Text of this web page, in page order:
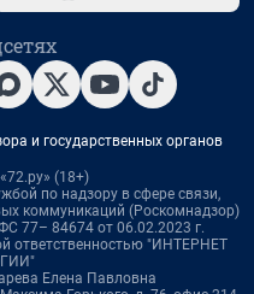
и государственных органов
(18+)
по надзору в сфере связи,
коммуникаций (Роскомнадзор)
77– 84674 от 06.02.2023 г.
ответственностью "ИНТЕРНЕТ
Елена Павловна